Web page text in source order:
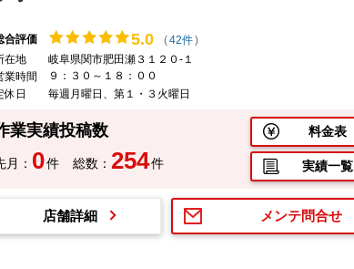
合評価 5.0 (42件)
在地
岐阜県関市肥田瀬３１２０-１
業時間
９：３０～１８：００
休日
毎週月曜日、第１・３火曜日
業実績投稿数
月： 0件 総数： 254件
料金表
実績一覧
メンテ問合せ
店舗詳細